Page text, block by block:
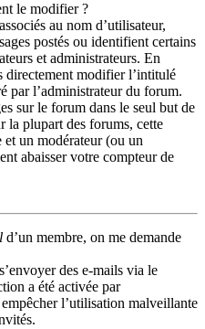
le modifier ?
au nom d’utilisateur,
postés ou identifient certains
et administrateurs. En
directement modifier l’intitulé
par l’administrateur du forum.
sur le forum dans le seul but de
la plupart des forums, cette
et un modérateur (ou un
abaisser votre compteur de
d’un membre, on me demande
des e-mails via le
a été activée par
l’utilisation malveillante